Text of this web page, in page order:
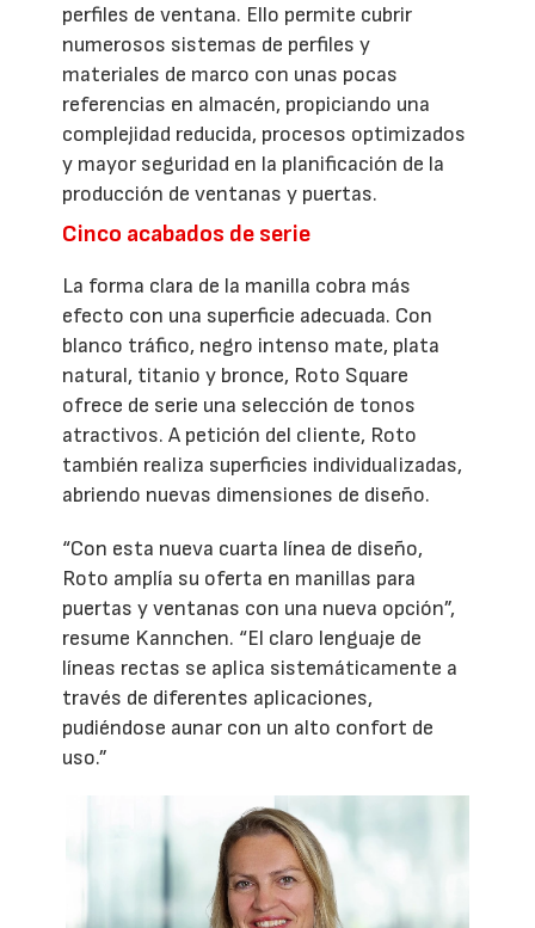
perfiles de ventana. Ello permite cubrir
numerosos sistemas de perfiles y
materiales de marco con unas pocas
referencias en almacén, propiciando una
complejidad reducida, procesos optimizados
y mayor seguridad en la planificación de la
producción de ventanas y puertas.
Cinco acabados de serie
La forma clara de la manilla cobra más
efecto con una superficie adecuada. Con
blanco tráfico, negro intenso mate, plata
natural, titanio y bronce, Roto Square
ofrece de serie una selección de tonos
atractivos. A petición del cliente, Roto
también realiza superficies individualizadas,
abriendo nuevas dimensiones de diseño.
“Con esta nueva cuarta línea de diseño,
Roto amplía su oferta en manillas para
puertas y ventanas con una nueva opción”,
resume Kannchen. “El claro lenguaje de
líneas rectas se aplica sistemáticamente a
través de diferentes aplicaciones,
pudiéndose aunar con un alto confort de
uso.”